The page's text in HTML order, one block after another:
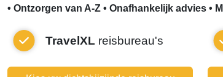
• Ontzorgen van A-Z • Onafhankelijk advies •
TravelXL reisbureau's